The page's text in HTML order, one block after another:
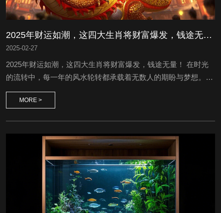
2025年财运如潮，这四大生肖将财富爆发，钱途无量！
2025-02-27
2025年财运如潮，这四大生肖将财富爆发，钱途无量！ 在时光
的流转中，每一年的风水轮转都承载着无数人的期盼与梦想。
2025年，一个被古老智慧与现代机遇交织的年份，正悄然为四大
生肖铺就一条偏财运亨通、喜事频传的坦途。这不仅是天象的恩
接一桩。 生肖龙——龙腾盛世，财福双全...
MORE >